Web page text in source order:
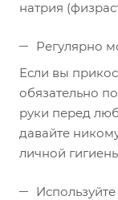
натрия
Регулярно
Если вы
обязательно
руки перед
давайте
личной